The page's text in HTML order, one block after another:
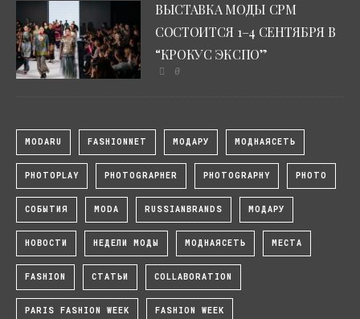
ВЫСТАВКА МОДЫ CPM
СОСТОИТСЯ 1–4 СЕНТЯБРЯ В
“КРОКУС ЭКСПО”
0
MODARU FASHIONNET МОДАРУ МОДНАЯСЕТЬ
PHOTOPLAY PHOTOGRAPHER PHOTOGRAPHY PHOTO
СОБЫТИЯ MODA RUSSIANBRANDS МОДАРУ
НОВОСТИ НЕДЕЛИ МОДЫ МОДНАЯСЕТЬ МЕСТА
FASHION СТАТЬИ COLLABORATION
PARIS FASHION WEEK FASHION WEEK